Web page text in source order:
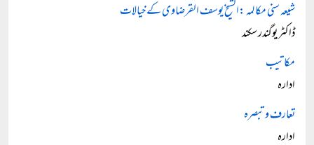
شیعہ سنی مکالمہ :الشیخ یوسف القرضاوی کے خیالات
ڈاکٹر یوگندر سکند
مکاتیب
ادارہ
تعارف و تبصرہ
ادارہ